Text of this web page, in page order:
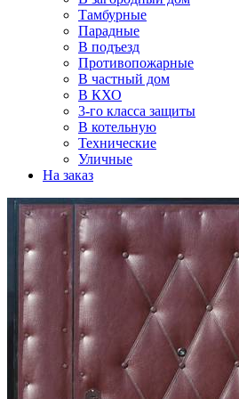
Тамбурные
Парадные
В подъезд
Противопожарные
В частный дом
В КХО
3-го класса защиты
В котельную
Технические
Уличные
На заказ